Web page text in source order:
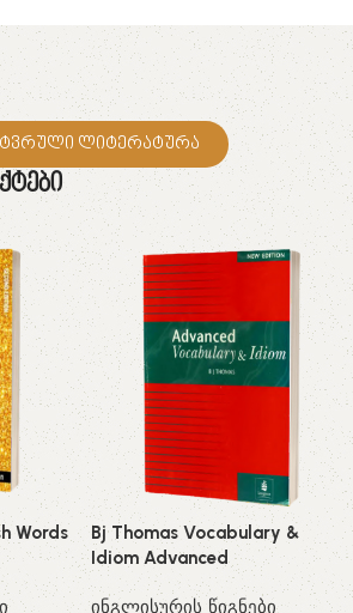
ლიტერატურა
Words
Bj Thomas Vocabulary &
Idiom Advanced
ინგლისურის წიგნები